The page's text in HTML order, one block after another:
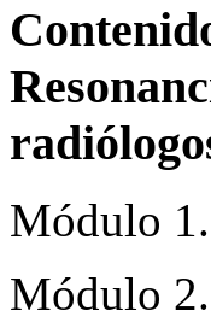
Módulo
Módulo